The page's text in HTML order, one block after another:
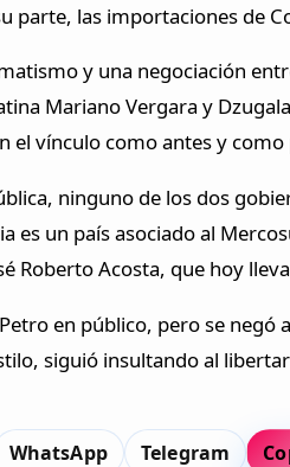
parte, las importaciones de
y una negociación
Mariano Vergara y
el vínculo como antes y
ninguno de los dos
es un país asociado al
Roberto Acosta, que hoy
en público, pero se
siguió insultando al
WhatsApp Telegram